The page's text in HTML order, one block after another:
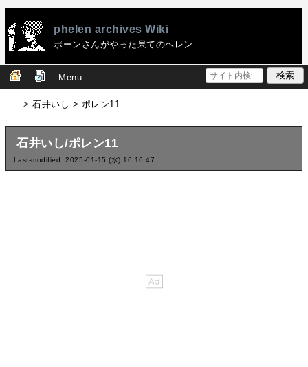
phelen archives Wiki
ポーンさんがやった果てのヘレン
Menu
> 石井いし > ポレン11
石井いし/ポレン11
Last-modified: 2025-01-15 (水) 16:16:47